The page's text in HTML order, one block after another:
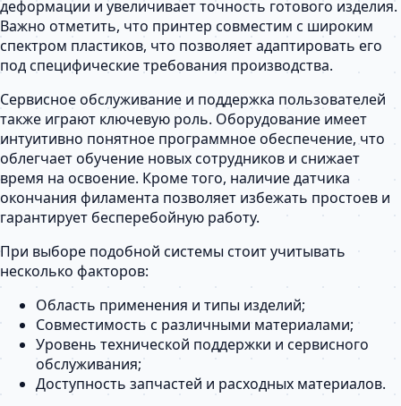
деформации и увеличивает точность готового изделия.
Важно отметить, что принтер совместим с широким
спектром пластиков, что позволяет адаптировать его
под специфические требования производства.
Сервисное обслуживание и поддержка пользователей
также играют ключевую роль. Оборудование имеет
интуитивно понятное программное обеспечение, что
облегчает обучение новых сотрудников и снижает
время на освоение. Кроме того, наличие датчика
окончания филамента позволяет избежать простоев и
гарантирует бесперебойную работу.
При выборе подобной системы стоит учитывать
несколько факторов:
Область применения и типы изделий;
Совместимость с различными материалами;
Уровень технической поддержки и сервисного
обслуживания;
Доступность запчастей и расходных материалов.